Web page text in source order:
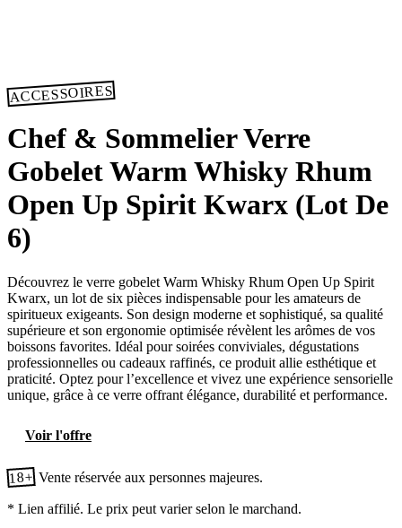
ACCESSOIRES
Chef & Sommelier Verre
Gobelet Warm Whisky Rhum
Open Up Spirit Kwarx (Lot De
6)
Découvrez le verre gobelet Warm Whisky Rhum Open Up Spirit
Kwarx, un lot de six pièces indispensable pour les amateurs de
spiritueux exigeants. Son design moderne et sophistiqué, sa qualité
supérieure et son ergonomie optimisée révèlent les arômes de vos
boissons favorites. Idéal pour soirées conviviales, dégustations
professionnelles ou cadeaux raffinés, ce produit allie esthétique et
praticité. Optez pour l’excellence et vivez une expérience sensorielle
unique, grâce à ce verre offrant élégance, durabilité et performance.
Voir l'offre
18+ Vente réservée aux personnes majeures.
* Lien affilié. Le prix peut varier selon le marchand.